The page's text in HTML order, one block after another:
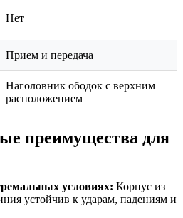
Нет
Прием и передача
Наголовник ободок с верхним
расположением
преимущества для
условиях: Корпус из
устойчив к ударам, падениям и